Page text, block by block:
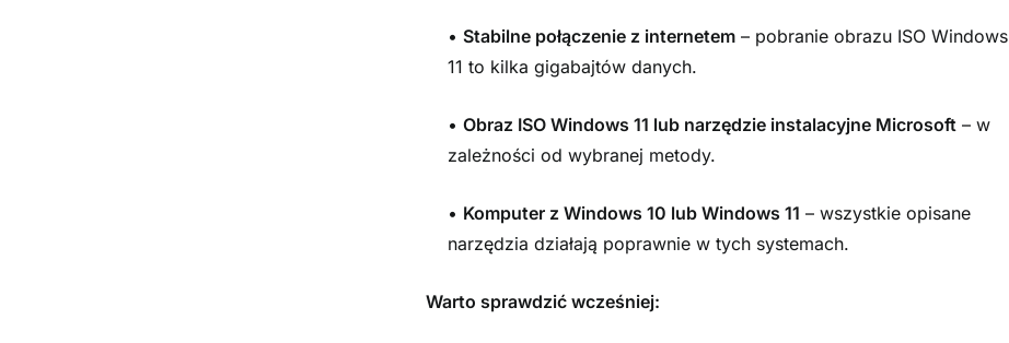
• Stabilne połączenie z internetem – pobranie obrazu ISO Windows
11 to kilka gigabajtów danych.
•Obraz ISO Windows 11 lub narzędzie instalacyjne Microsoft – w
zależności od wybranej metody.
• Komputer z Windows 10 lub Windows 11 – wszystkie opisane
narzędzia działają poprawnie w tych systemach.
Warto sprawdzić wcześniej: